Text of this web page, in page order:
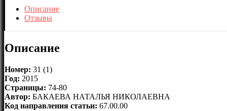
Описание
Отзывы
Описание
Номер: 31 (1)
Год: 2015
Страницы: 74-80
Автор: БАКАЕВА НАТАЛЬЯ НИКОЛАЕВНА
Код направления статьи: 67.00.00